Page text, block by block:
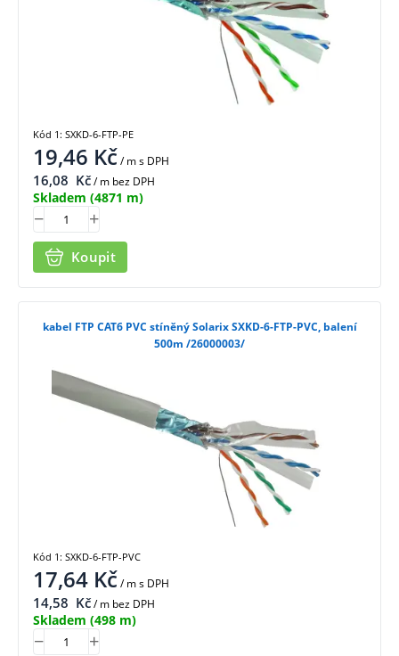
19,46 Kč/ ms DPH
16,08 Kč/ m bez DPH
Skladem (4871 m)
Koupit
Kód 1: SXKD-6-FTP-PE
kabel FTP CAT6 PVC stíněný Solarix SXKD-6-FTP-PVC, balení
500m /26000003/
17,64 Kč/ ms DPH
14,58 Kč/ m bez DPH
Skladem (498 m)
Kód 1: SXKD-6-FTP-PVC